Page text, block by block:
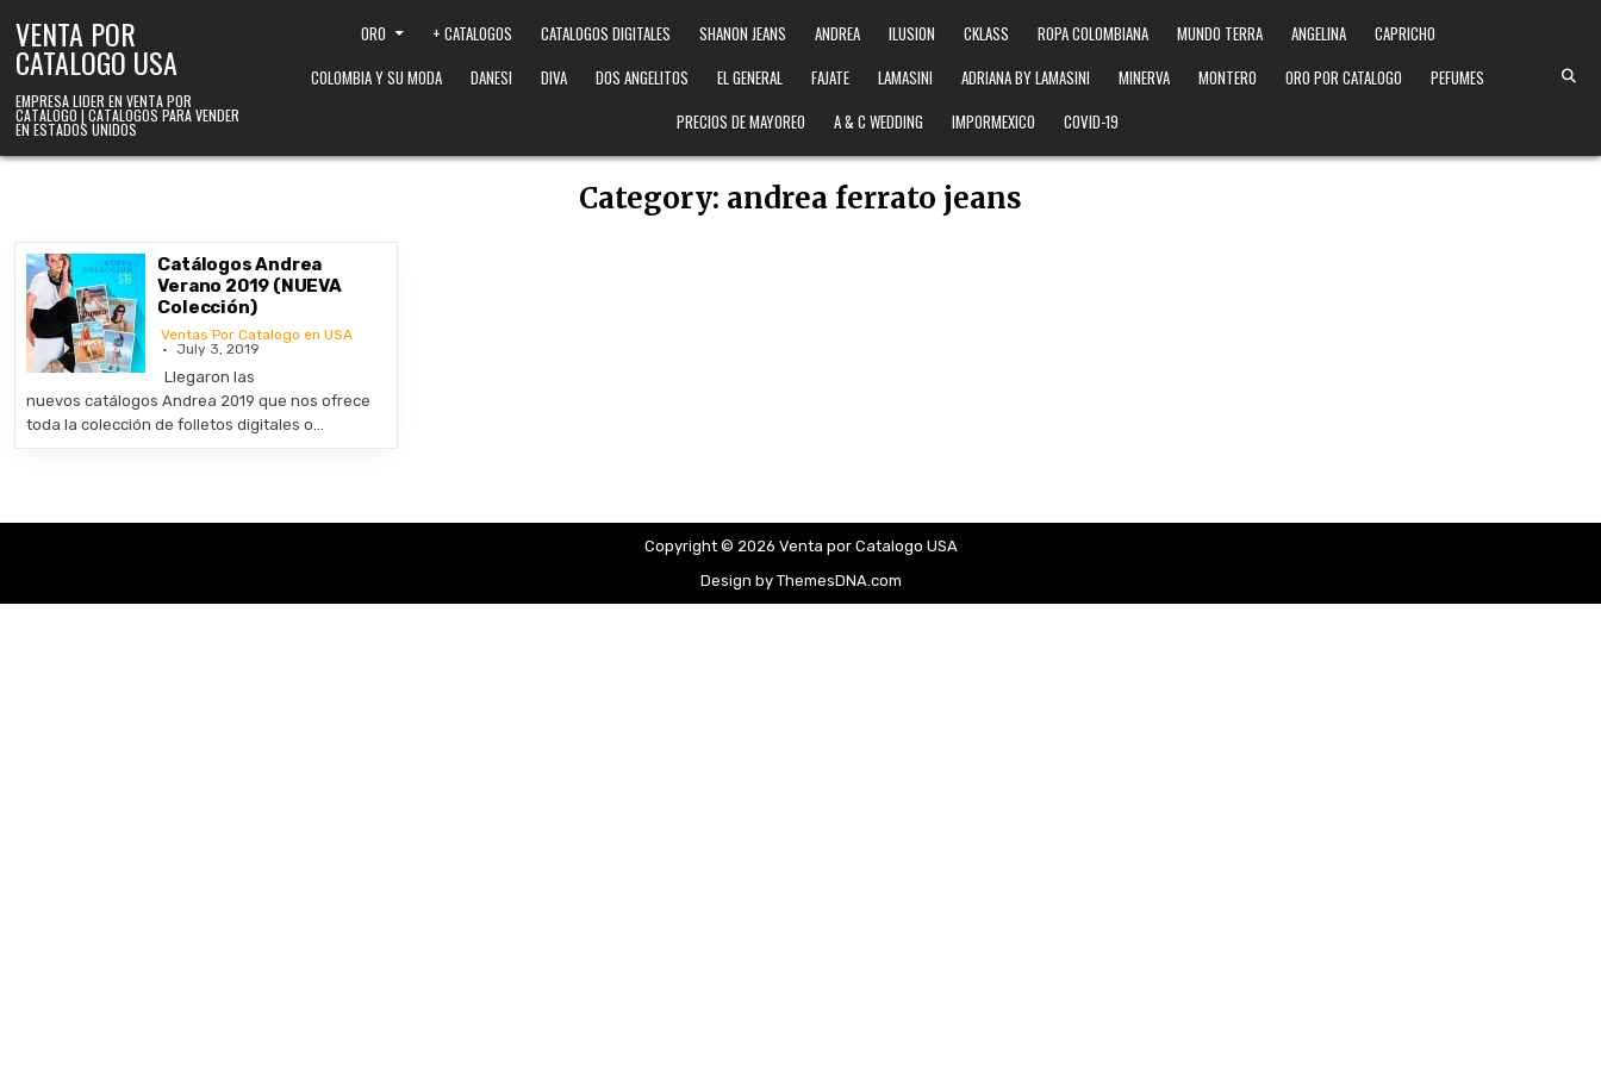
VENTA POR
CATALOGO USA
EMPRESA LIDER EN VENTA POR
CATALOGO | CATALOGOS PARA VENDER
EN ESTADOS UNIDOS
ORO + CATALOGOS CATALOGOS DIGITALES SHANON JEANS ANDREA ILUSION CKLASS ROPA COLOMBIANA MUNDO TERRA ANGELINA
CAPRICHO
COLOMBIA Y SU MODA
DANESI DIVA DOS ANGELITOS EL GENERAL FAJATE LAMASINI ADRIANA BY LAMASINI MINERVA MONTERO ORO POR CATALOGO
PEFUMES
PRECIOS DE MAYOREO
A & C WEDDING IMPORMEXICO COVID-19
Category: andrea ferrato jeans
Catálogos Andrea
Verano 2019 (NUEVA
Colección)
Ventas Por Catalogo en USA
July 3, 2019
Llegaron las
nuevos catálogos Andrea 2019 que nos ofrece
toda la colección de folletos digitales o…
Copyright © 2026 Venta por Catalogo USA
Design by ThemesDNA.com